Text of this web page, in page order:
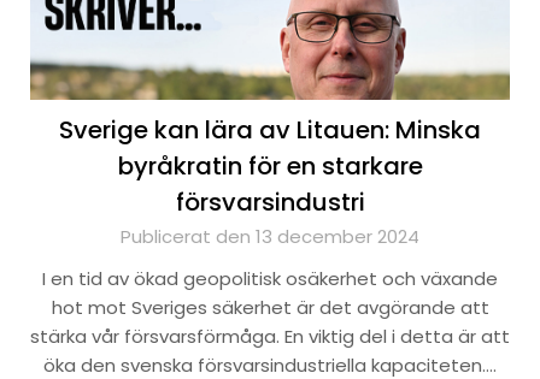
Sverige kan lära av Litauen: Minska
byråkratin för en starkare
försvarsindustri
Publicerat den 13 december 2024
I en tid av ökad geopolitisk osäkerhet och växande
hot mot Sveriges säkerhet är det avgörande att
stärka vår försvarsförmåga. En viktig del i detta är att
öka den svenska försvarsindustriella kapaciteten….